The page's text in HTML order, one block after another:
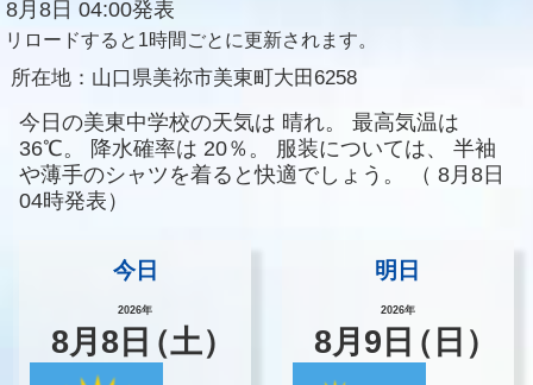
8月8日 04:00発表
リロードすると1時間ごとに更新されます。
所在地： 山口県美祢市美東町大田6258
今日の美東中学校の天気は 晴れ。
最高気温は
36℃。
降水確率は 20％。 服装については、
半袖
や薄手のシャツを着ると快適でしょう。
（ 8月8日
04時発表）
今日
2026年
8月8 日（土）
明日
2026年
8月 9 日（日）